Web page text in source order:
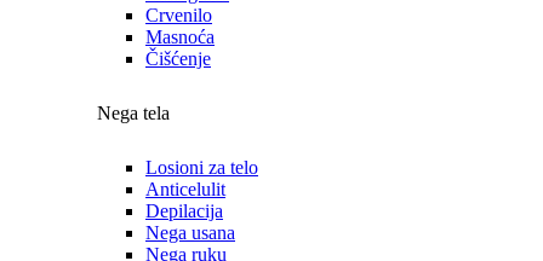
Crvenilo
Masnoća
Čišćenje
Nega tela
Losioni za telo
Anticelulit
Depilacija
Nega usana
Nega ruku